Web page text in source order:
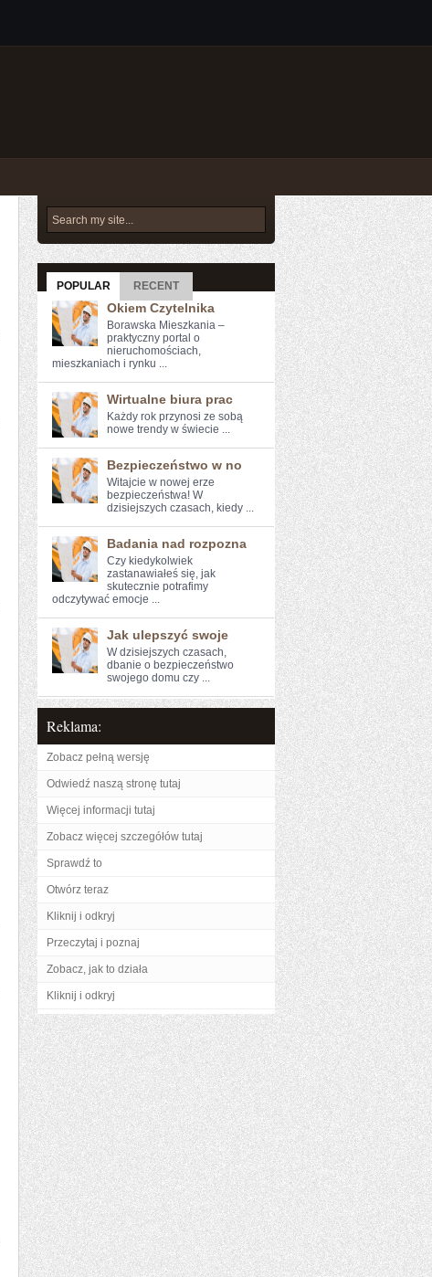
POPULAR RECENT
Okiem Czytelnika
Borawska Mieszkania –
praktyczny portal o
nieruchomościach,
mieszkaniach i rynku ...
Wirtualne biura prac
Każdy ⁢rok przynosi ze sobą
‌nowe trendy w świecie‍ ...
Bezpieczeństwo w no
Witajcie w nowej erze
bezpieczeństwa! W
dzisiejszych czasach, kiedy ...
Badania nad rozpozna
Czy kiedykolwiek
zastanawiałeś się, jak
skutecznie ⁤potrafimy
odczytywać emocje‌ ...
Jak ulepszyć swoje
W dzisiejszych czasach,
dbanie o bezpieczeństwo
swojego domu czy ...
Reklama:
Zobacz pełną wersję
Odwiedź naszą stronę tutaj
Więcej informacji tutaj
Zobacz więcej szczegółów tutaj
Sprawdź to
Otwórz teraz
Kliknij i odkryj
Przeczytaj i poznaj
Zobacz, jak to działa
Kliknij i odkryj